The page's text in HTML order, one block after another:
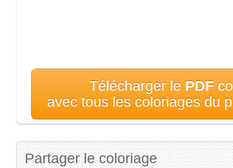
Télécharger le PDF
avec tous les coloriages du
Partager le coloriage